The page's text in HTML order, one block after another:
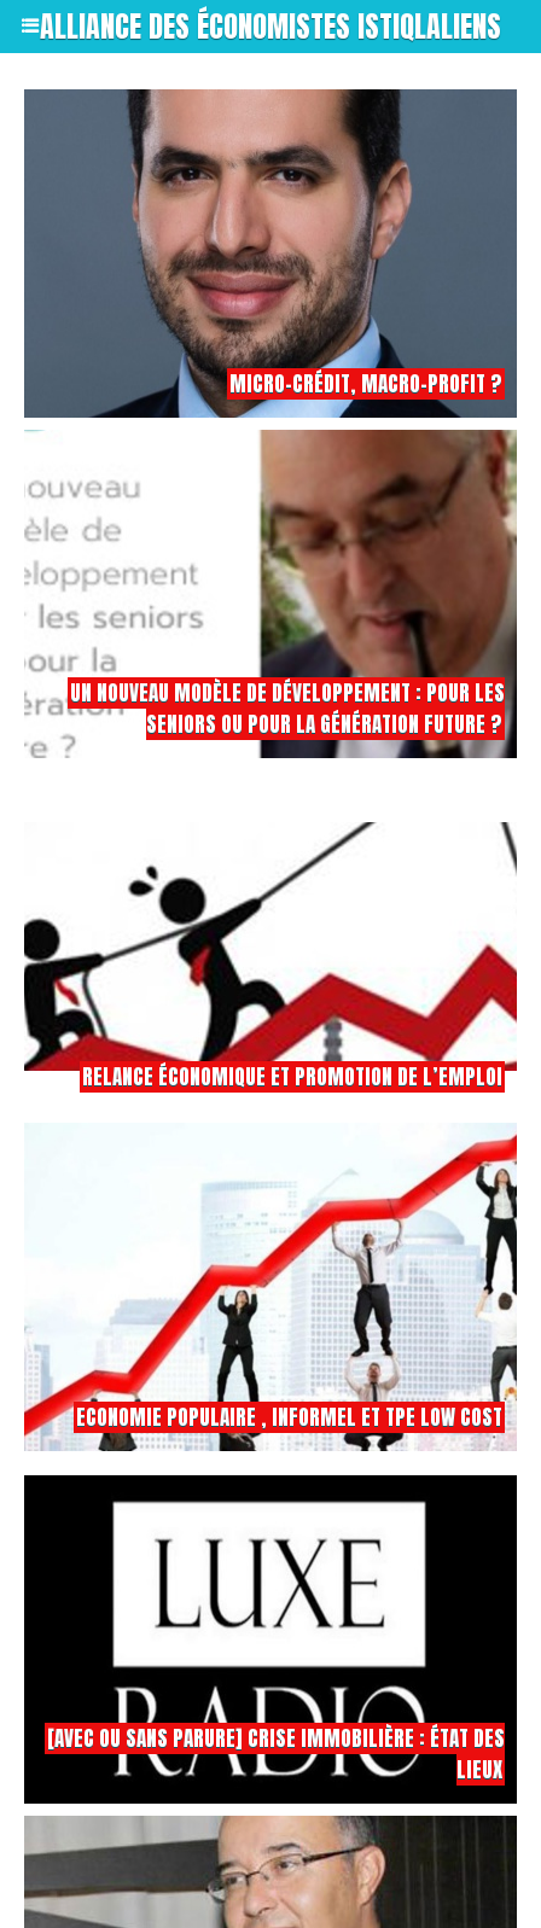
ALLIANCE DES ÉCONOMISTES ISTIQLALIENS
MICRO-CRÉDIT, MACRO-PROFIT ?
UN NOUVEAU MODÈLE DE DÉVELOPPEMENT : POUR LES
SENIORS OU POUR LA GÉNÉRATION FUTURE ?
RELANCE ÉCONOMIQUE ET PROMOTION DE L’EMPLOI
ECONOMIE POPULAIRE , INFORMEL ET TPE LOW COST
[AVEC OU SANS PARURE] CRISE IMMOBILIÈRE : ÉTAT DES
LIEUX